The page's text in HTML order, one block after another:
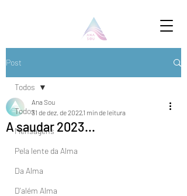
Post
Todos
Mensagens
Pela lente da Alma
Da Alma
D'além Alma
Todos
A saudar 2023...
Ana Sou
31 de dez. de 20221 min de leitura